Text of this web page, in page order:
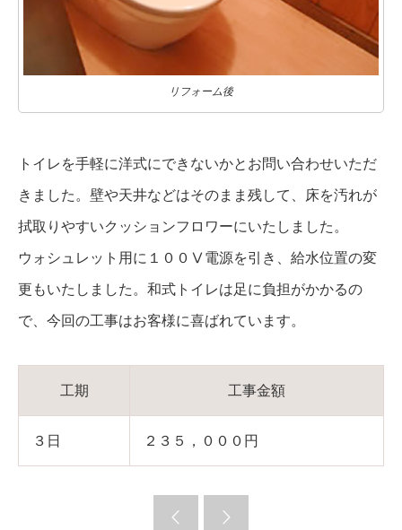
リフォーム後
トイレを手軽に洋式にできないかとお問い合わせいただ
きました。壁や天井などはそのまま残して、床を汚れが
拭取りやすいクッションフロワーにいたしました。
ウォシュレット用に１００Ⅴ電源を引き、給水位置の変
更もいたしました。和式トイレは足に負担がかかるの
で、今回の工事はお客様に喜ばれています。
工期 工事金額
３日 ２３５，０００円